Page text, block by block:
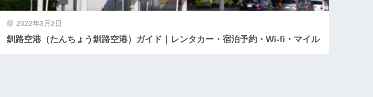
2022年3月2日
釧路空港（たんちょう釧路空港）ガイド｜レンタカー・宿泊予約・Wi-fi・マイル